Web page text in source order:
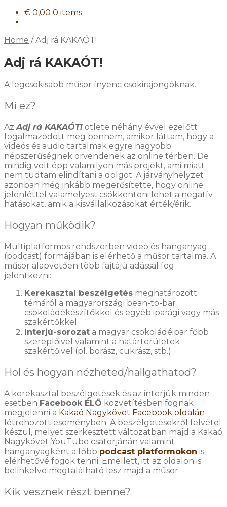
€ 0,00 0 items
Home /Adj rá KAKAÓT!
Adj rá KAKAÓT!
A legcsokisabb műsor ínyenc csokirajongóknak.
Mi ez?
AzAdj rá KAKAÓT! ötlete néhány évvel ezelőtt
fogalmazódott meg bennem, amikor láttam, hogy a
videós és audio tartalmak egyre nagyobb
népszerűségnek örvendenek az online térben. De
mindig volt épp valamilyen más projekt, ami miatt
nem tudtam elindítani a dolgot. A járványhelyzet
azonban még inkább megerősítette, hogy online
jelenléttel valamelyest csökkenteni lehet a negatív
hatásokat, amik a kisvállalkozásokat érték/érik.
Hogyan működik?
Multiplatformos rendszerben videó és hanganyag
(podcast) formájában is elérhető a műsor tartalma. A
műsor alapvetően több fajtájú adással fog
jelentkezni:
Kerekasztal beszélgetés meghatározott
témáról a magyarországi bean-to-bar
csokoládékészítőkkel és egyéb iparági vagy más
szakértőkkel
Interjú-sorozat a magyar csokoládéipar főbb
szereplőivel valamint a határterületek
szakértőivel (pl. borász, cukrász, stb.)
Hol és hogyan nézheted/hallgathatod?
A kerekasztal beszélgetések és az interjúk minden
esetben Facebook ÉLŐ közvetítésben fognak
megjelenni a Kakaó Nagykövet Facebook oldalán
létrehozott eseményben. A beszélgetésekről felvétel
készül, melyet szerkesztett változatban majd a Kakaó
Nagykövet YouTube csatorjánán valamint
hanganyagként a főbb podcast platformokon is
elérhetővé fogok tenni. Emellett, itt az oldalon is
belinkelve megtalálható lesz majd a műsor.
Kik vesznek részt benne?